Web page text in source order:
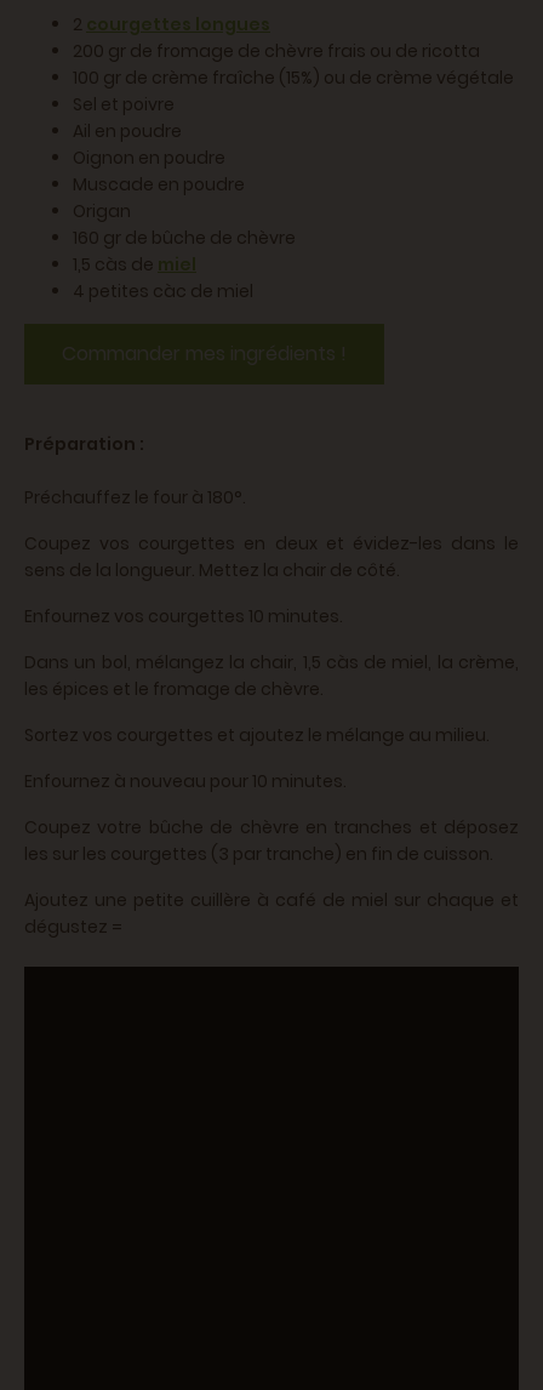
2 courgettes longues
200 gr de fromage de chèvre frais ou de ricotta
100 gr de crème fraîche (15%) ou de crème végétale
Sel et poivre
Ail en poudre
Oignon en poudre
Muscade en poudre
Origan
160 gr de bûche de chèvre
1,5 càs de miel
4 petites càc de miel
Commander mes ingrédients !
Préparation :
Préchauffez le four à 180°.
Coupez vos courgettes en deux et évidez-les dans le
sens de la longueur. Mettez la chair de côté.
Enfournez vos courgettes 10 minutes.
Dans un bol, mélangez la chair, 1,5 càs de miel, la crème,
les épices et le fromage de chèvre.
Sortez vos courgettes et ajoutez le mélange au milieu.
Enfournez à nouveau pour 10 minutes.
Coupez votre bûche de chèvre en tranches et déposez
les sur les courgettes (3 par tranche) en fin de cuisson.
Ajoutez une petite cuillère à café de miel sur chaque et
dégustez =